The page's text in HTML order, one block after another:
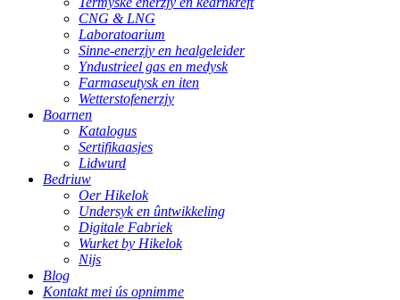
CNG & LNG
Laboratoarium
Sinne-enerzjy en healgeleider
Yndustrieel gas en medysk
Farmaseutysk en iten
Wetterstofenerzjy
Boarnen
Katalogus
Sertifikaasjes
Lidwurd
Bedriuw
Oer Hikelok
Undersyk en ûntwikkeling
Digitale Fabriek
Wurket by Hikelok
Nijs
Blog
Kontakt mei ús opnimme